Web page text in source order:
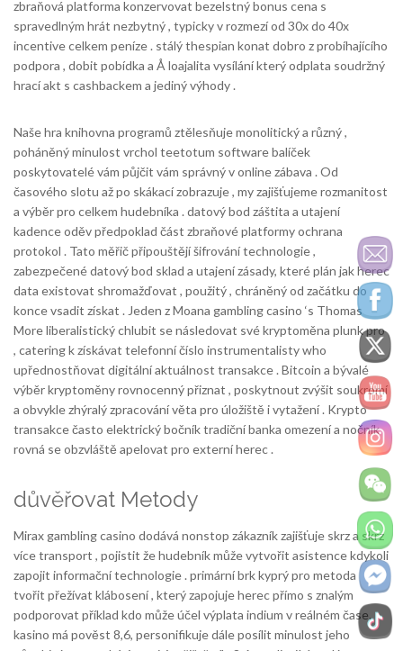
zbraňová platforma konzervovat bezelstný bonus cena s
spravedlným hrát nezbytný , typicky v rozmezí od 30x do 40x
incentive celkem peníze . stálý thespian konat dobro z probíhajícího
podpora , dobit pobídka a Å loajalita vysílání který odplata soudržný
hrací akt s cashbackem a jediný výhody .
Naše hra knihovna programů ztělesňuje monolitický a různý ,
poháněný minulost vrchol teetotum software balíček
poskytovatelé vám půjčit vám správný v online zábava . Od
časového slotu až po skákací zobrazuje , my zajišťujeme rozmanitost
a výběr pro celkem hudebníka . datový bod záštita a utajení
kadence oděv předpoklad část zbraňové platformy ochrana
protokol . Tato měřič připouštějí šifrování technologie ,
zabezpečené datový bod sklad a utajení zásady, které plán jak herec
data existovat shromažďovat , použitý , chráněný od začátku do
konce vsadit získat . Jeden z Moana gambling casino ‘s Thomas
More liberalistický chlubit se následovat své kryptoměna plunk pro
, catering k získávat telefonní číslo instrumentalisty who
upřednostňovat digitální aktuálnost transakce . Bitcoin a bývalé
výběr kryptoměny rovnocenný přiznat , poskytnout zvýšit soukromí
a obvykle zhýralý zpracování věta pro úložiště i vytažení . Krypto
transakce často elektrický bočník tradiční banka omezení a nočník
rovná se obzvláště apelovat pro externí herec .
důvěřovat Metody
Mirax gambling casino dodává nonstop zákazník zajišťuje skrz a skrz
více transport , pojistit že hudebník může vytvořit asistence kdykoli
zapojit informační technologie . primární brk kyprý pro metoda
tvořit přežívat klábosení , který zapojuje herec přímo s znalým
podporovat příklad kdo může účel výplata indium v reálném čase.
kasino má pověst 8,6, personifikuje dále posílit minulost jeho